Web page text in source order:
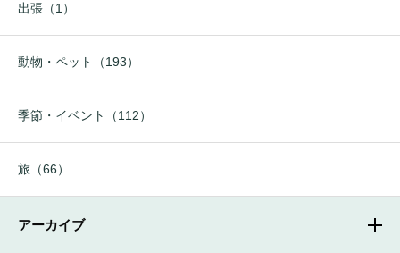
出張（1）
動物・ペット（193）
季節・イベント（112）
旅（66）
アーカイブ